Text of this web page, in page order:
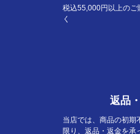
税込55,000円以上の
く
返品
当店では、商品の初期
限り、返品・返金を承